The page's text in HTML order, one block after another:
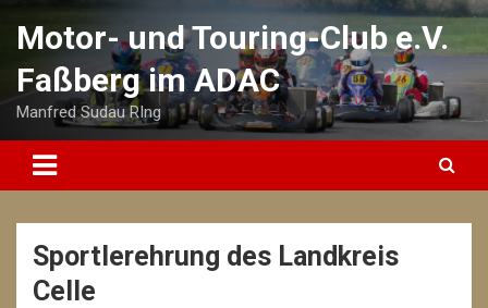
content
Motor- und Touring-Club e.V.
Faßberg im ADAC
Manfred Sudau RIng
Sportlerehrung des Landkreis
Celle